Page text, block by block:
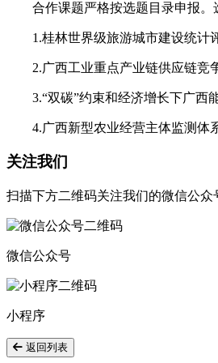
合作课题严格按选题目录申报。
1.桂林世界级旅游城市建设统计
2.广西工业重点产业链供应链竞
3.“双碳”约束和经济增长下广西
4.广西新型农业经营主体监测体
关注我们
扫描下方二维码关注我们的微信公众
微信公众号
小程序
返回列表